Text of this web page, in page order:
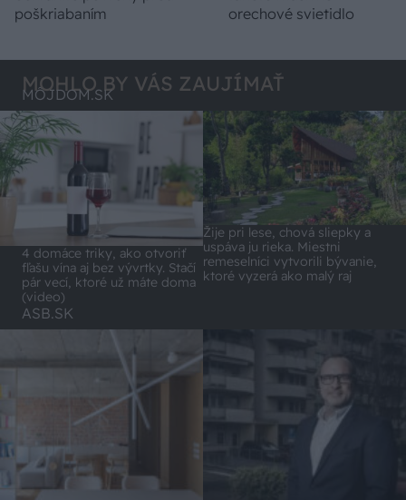
poškriabaním
orechové svietidlo
MOHLO BY VÁS ZAUJÍMAŤ
MÔJDOM.SK
4 domáce triky, ako otvoriť
fľašu vína aj bez vývrtky. Stačí
pár vecí, ktoré už máte doma
(video)
Žije pri lese, chová sliepky a
uspáva ju rieka. Miestni
remeselníci vytvorili bývanie,
ktoré vyzerá ako malý raj
ASB.SK